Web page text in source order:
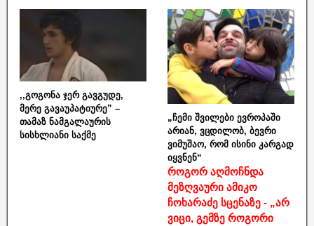
,,გოგონა ჯერ გავგუდე,
მერე გავაუპატიურე” –
თამაზ ნამგალაურის
სისხლიანი საქმე
„ჩემი შვილები ევროპაში
არიან, ვცდილობ, ბევრი
ვიმუშაო, რომ ისინი კარგად
იყვნენ“
როგორ აღმოჩნდა
მეზღვაური ამიკო
ჩოხარაძე სცენაზე - „არ
ვიცი, გემზე როგორი